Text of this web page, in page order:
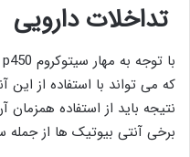
تداخلات دارویی
که می تواند با استفاده از این
نتیجه باید از استفاده همزمان
برخی آنتی بیوتیک ها از جمله